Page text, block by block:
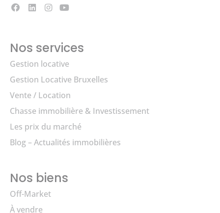
Nos services
Gestion locative
Gestion Locative Bruxelles
Vente / Location
Chasse immobilière & Investissement
Les prix du marché
Blog – Actualités immobilières
Nos biens
Off-Market
À vendre